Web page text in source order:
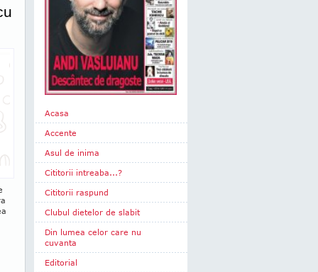
Acasa
Accente
Asul de inima
Cititorii intreaba...?
Cititorii raspund
Clubul dietelor de slabit
Din lumea celor care nu
cuvanta
Editorial